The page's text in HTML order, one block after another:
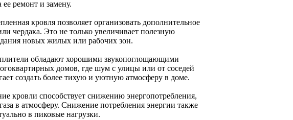
ремонт и замену.
кровля позволяет организовать дополнительное
чердака. Это не только увеличивает полезную
новых жилых или рабочих зон.
обладают хорошими звукопоглощающими
домов, где шум с улицы или от соседей
создать более тихую и уютную атмосферу в доме.
кровли способствует снижению энергопотребления,
в атмосферу. Снижение потребления энергии также
в пиковые нагрузки.